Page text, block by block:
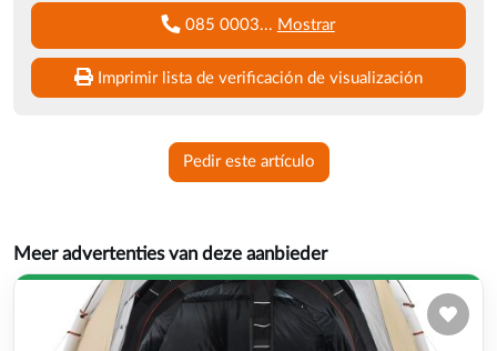
085 0003... Mostrar
Imprimir lista de verificación de visualización
Pedir este artículo
Meer advertenties van deze aanbieder